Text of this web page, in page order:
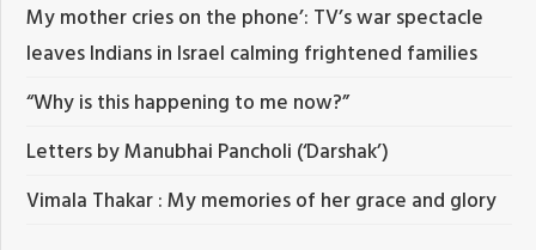
My mother cries on the phone’: TV’s war spectacle
leaves Indians in Israel calming frightened families
“Why is this happening to me now?”
Letters by Manubhai Pancholi (‘Darshak’)
Vimala Thakar : My memories of her grace and glory